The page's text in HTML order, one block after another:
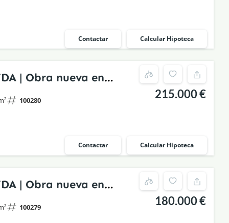
Contactar Calcular Hipoteca
| Obra nueva en
rehabilitado
100280 215.000 €
Contactar Calcular Hipoteca
| Obra nueva en
rehabilitado
100279 180.000 €